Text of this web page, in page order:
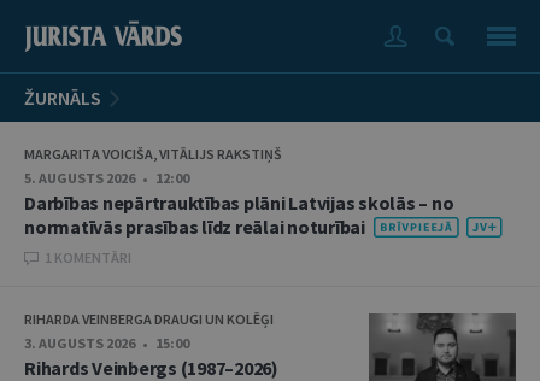
ŽURNĀLS
MARGARITA VOICIŠA, VITĀLIJS RAKSTIŅŠ
5. AUGUSTS 2026 • 12:00
Darbības nepārtrauktības plāni Latvijas skolās – no
normatīvās prasības līdz reālai noturībai
1 KOMENTĀRI
RIHARDA VEINBERGA DRAUGI UN KOLĒĢI
3. AUGUSTS 2026 • 15:00
Rihards Veinbergs (1987–2026)